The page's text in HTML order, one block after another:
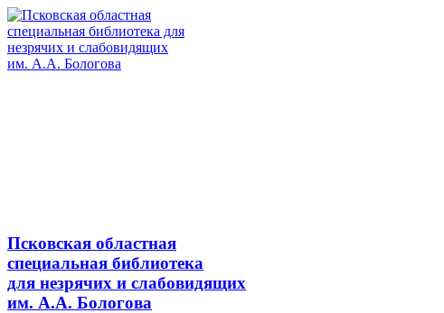
Псковская областная
специальная библиотека
для незрячих и слабовидящих
им. А.А. Бологова